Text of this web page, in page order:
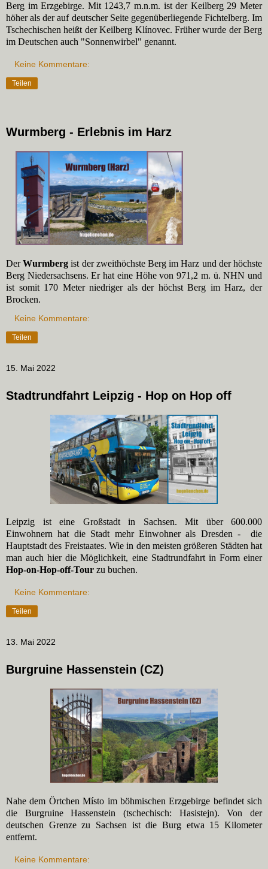
Berg im Erzgebirge. Mit 1243,7 m.n.m. ist der Keilberg 29 Meter
höher als der auf deutscher Seite gegenüberliegende Fichtelberg. Im
Tschechischen heißt der Keilberg Klínovec. Früher wurde der Berg
im Deutschen auch "Sonnenwirbel" genannt.
Keine Kommentare:
Teilen
Wurmberg - Erlebnis im Harz
DerWurmbergist der zweithöchste Berg im Harz und der höchste
Berg Niedersachsens. Er hat eine Höhe von 971,2 m. ü. NHN und
ist somit 170 Meter niedriger als der höchst Berg im Harz, der
Brocken.
Keine Kommentare:
Teilen
15. Mai 2022
Stadtrundfahrt Leipzig - Hop on Hop off
Leipzig ist eine Großstadt in Sachsen. Mit über 600.000
Einwohnern hat die Stadt mehr Einwohner als Dresden - die
Hauptstadt des Freistaates. Wie in den meisten größeren Städten hat
man auch hier die Möglichkeit, eine Stadtrundfahrt in Form einer
Hop-on-Hop-off-Tour zu buchen.
Keine Kommentare:
Teilen
13. Mai 2022
Burgruine Hassenstein (CZ)
Nahe dem Örtchen Místo im böhmischen Erzgebirge befindet sich
die Burgruine Hassenstein (tschechisch: Hasistejn). Von der
deutschen Grenze zu Sachsen ist die Burg etwa 15 Kilometer
entfernt.
Keine Kommentare: